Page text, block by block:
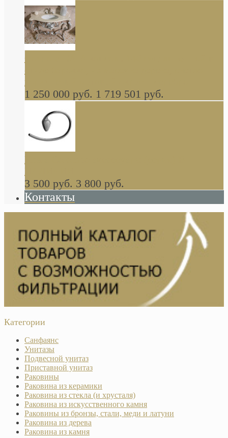
стиле барокко, из массива дерева, светло
коричневый матовый окрас + серебро
1 250 000 руб. 1 719 501 руб.
Khala Colombo аксессуары (серия) В
НАЛИЧИИ
3 500 руб. 3 800 руб.
Контакты
Категории
Санфаянс
Унитазы
Подвесной унитаз
Приставной унитаз
Раковины
Раковина из керамики
Раковина из стекла (и хрусталя)
Раковина из искусственного камня
Раковины из бронзы, стали, меди и латуни
Раковина из дерева
Раковина из камня